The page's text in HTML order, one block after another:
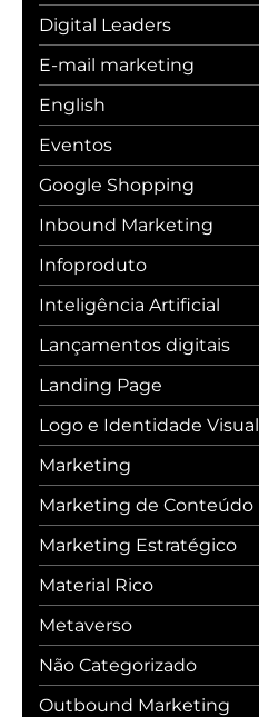
Digital Leaders
E-mail marketing
English
Eventos
Google Shopping
Inbound Marketing
Infoproduto
Inteligência Artificial
Lançamentos digitais
Landing Page
Logo e Identidade Visual
Marketing
Marketing de Conteúdo
Marketing Estratégico
Material Rico
Metaverso
Não Categorizado
Outbound Marketing